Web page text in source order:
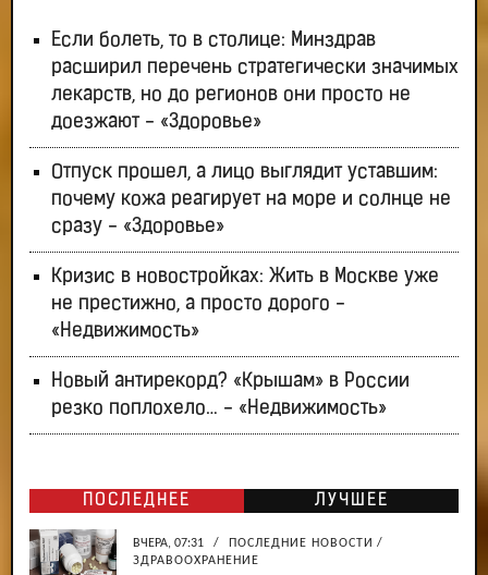
Если болеть, то в столице: Минздрав
расширил перечень стратегически значимых
лекарств, но до регионов они просто не
доезжают - «Здоровье»
Отпуск прошел, а лицо выглядит уставшим:
почему кожа реагирует на море и солнце не
сразу - «Здоровье»
Кризис в новостройках: Жить в Москве уже
не престижно, а просто дорого -
«Недвижимость»
Новый антирекорд? «Крышам» в России
резко поплохело… - «Недвижимость»
ПОСЛЕДНЕЕ ЛУЧШЕЕ
ВЧЕРА, 07:31 / ПОСЛЕДНИЕ НОВОСТИ /
ЗДРАВООХРАНЕНИЕ